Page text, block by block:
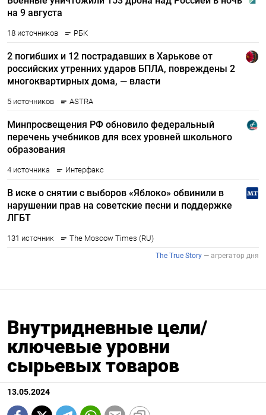
Внутридневные цели/
ключевые уровни
сырьевых товаров
13.05.2024